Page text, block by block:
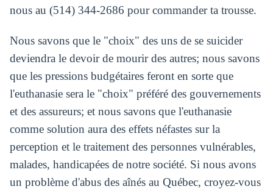
nous au (514) 344-2686 pour commander ta trousse.
Nous savons que le "choix" des uns de se suicider
deviendra le devoir de mourir des autres; nous savons
que les pressions budgétaires feront en sorte que
l'euthanasie sera le "choix" préféré des gouvernements
et des assureurs; et nous savons que l'euthanasie
comme solution aura des effets néfastes sur la
perception et le traitement des personnes vulnérables,
malades, handicapées de notre société. Si nous avons
un problème d'abus des aînés au Québec, croyez-vous